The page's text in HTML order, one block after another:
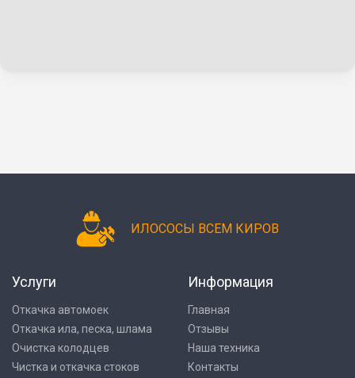
ИЛОСОСЫ ВСЕМ КИРОВ
Услуги
Откачка автомоек
Откачка ила, песка, шлама
Очистка колодцев
Чистка и откачка стоков
Информация
Главная
Отзывы
Наша техника
Контакты